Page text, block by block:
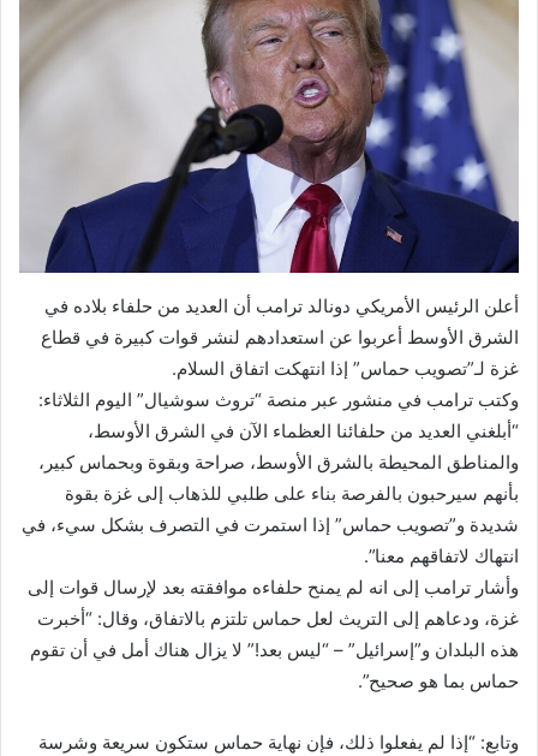
أعلن الرئيس الأمريكي دونالد ترامب أن العديد من حلفاء بلاده في
الشرق الأوسط أعربوا عن استعدادهم لنشر قوات كبيرة في قطاع
غزة لـ”تصويب حماس” إذا انتهكت اتفاق السلام.
وكتب ترامب في منشور عبر منصة “تروث سوشيال” اليوم الثلاثاء:
“أبلغني العديد من حلفائنا العظماء الآن في الشرق الأوسط،
والمناطق المحيطة بالشرق الأوسط، صراحة وبقوة وبحماس كبير،
بأنهم سيرحبون بالفرصة بناء على طلبي للذهاب إلى غزة بقوة
شديدة و”تصويب حماس” إذا استمرت في التصرف بشكل سيء، في
انتهاك لاتفاقهم معنا”.
وأشار ترامب إلى انه لم يمنح حلفاءه موافقته بعد لإرسال قوات إلى
غزة، ودعاهم إلى التريث لعل حماس تلتزم بالاتفاق، وقال: “أخبرت
هذه البلدان و”إسرائيل” – “ليس بعد!” لا يزال هناك أمل في أن تقوم
حماس بما هو صحيح”.
وتابع: “إذا لم يفعلوا ذلك، فإن نهاية حماس ستكون سريعة وشرسة